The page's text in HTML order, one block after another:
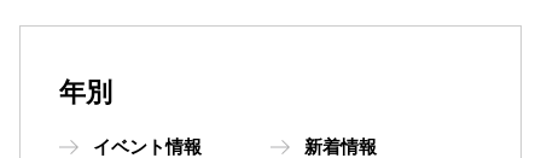
年別
イベント情報 新着情報